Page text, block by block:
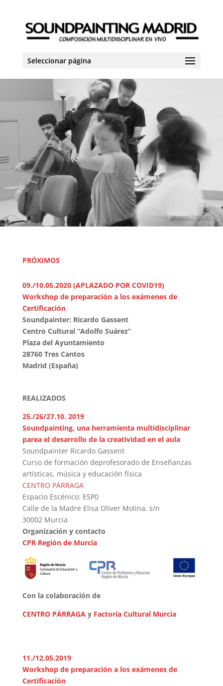
Seleccionar página
PRÓXIMOS
09./10.05.2020 (APLAZADO POR COVID19)
Workshop de preparación a los exámenes de
Certificación
Soundpainter: Ricardo Gassent
Centro Cultural “Adolfo Suárez”
Plaza del Ayuntamiento
28760 Tres Cantos
Madrid (España)
REALIZADOS
25./26/27.10. 2019
Soundpainting, una herramienta multidisciplinar
parea el desarrollo de la creatividad en el aula
Soundpainter Ricardo Gassent
Curso de formación deprofesorado de Enseñanzas
artísticas, música y educación física
CENTRO PÁRRAGA
Espacio Escénico: ESP0
Calle de la Madre Elisa Oliver Molina, s/n
30002 Murcia
Organización y contacto
CPR Región de Murcia
Con la colaboración de
CENTRO PÁRRAGAy Factoría Cultural Murcia
11./12.05.2019
Workshop de preparación a los exámenes de
Certificación